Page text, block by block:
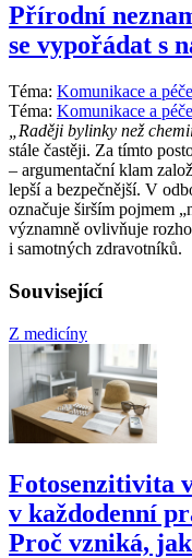
Přírodní
se vypořádat s
Téma: Komunikace a péče
Téma: Komunikace a péče
„Raději bylinky než
stále častěji. Za tímto
–⁠ argumentační klam
lepší a bezpečnější. V
označuje širším pojmem
významně ovlivňuje
i samotných zdravotníků.
Související
Z medicíny
Fotosenzitivita
v každodenní
Proč vzniká,